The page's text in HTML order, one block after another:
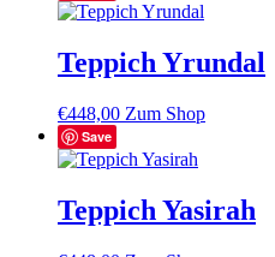
Teppich Yrundal
€448,00 Zum Shop
Save
Teppich Yasirah